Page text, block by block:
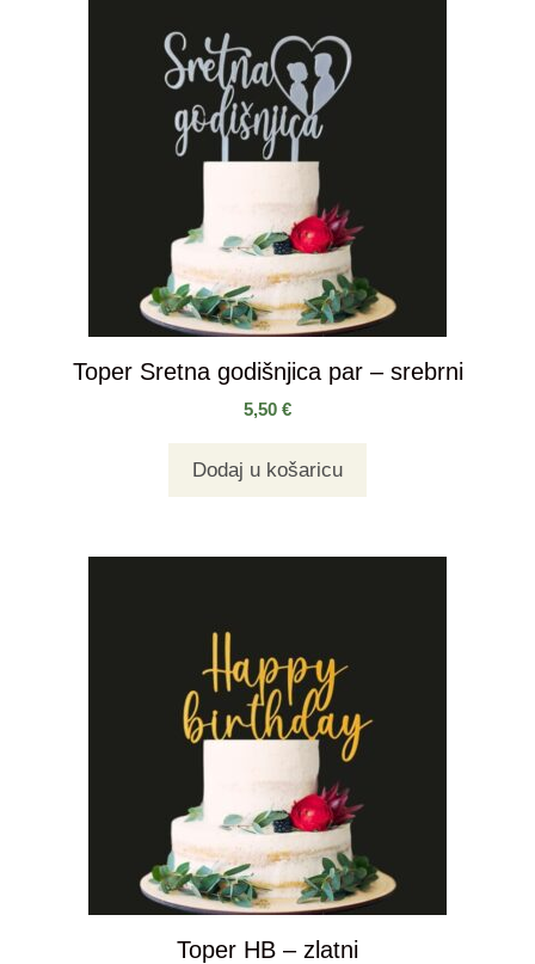
Toper Sretna godišnjica par – srebrni
5,50 €
Dodaj u košaricu
Toper HB – zlatni